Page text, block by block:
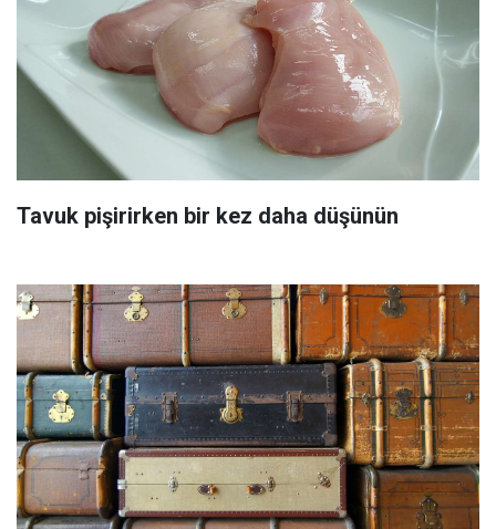
Tavuk pişirirken bir kez daha düşünün